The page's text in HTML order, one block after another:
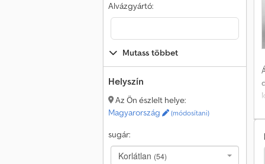
Alvázgyártó:
Mutass többet
Helyszín
Az Ön észlelt helye:
Magyarország
(módosítani)
sugár:
Korlátlan (54)
Fuso Alváz Fuso Billenős